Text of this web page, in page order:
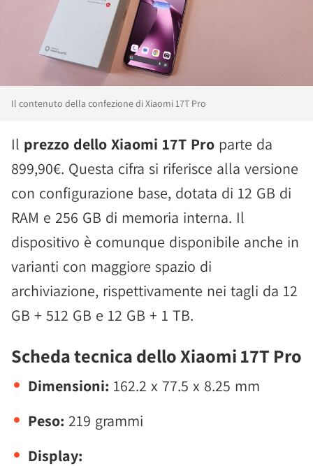
Il contenuto della confezione di Xiaomi 17T Pro
Il prezzo dello Xiaomi 17T Pro parte da
899,90€. Questa cifra si riferisce alla versione
con configurazione base, dotata di 12 GB di
RAM e 256 GB di memoria interna. Il
dispositivo è comunque disponibile anche in
varianti con maggiore spazio di
archiviazione, rispettivamente nei tagli da 12
GB + 512 GB e 12 GB + 1 TB.
Scheda tecnica dello Xiaomi 17T Pro
Dimensioni: 162.2 x 77.5 x 8.25 mm
Peso: 219 grammi
Display: